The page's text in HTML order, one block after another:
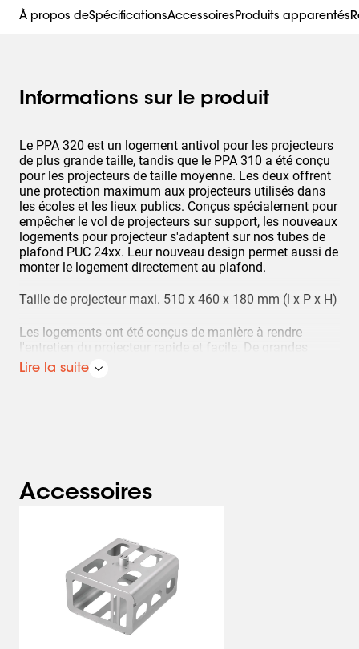
À propos deSpécificationsAccessoiresProduits apparentés
Informations sur le produit
Le PPA 320 est un logement antivol pour les projecteurs
de plus grande taille, tandis que le PPA 310 a été conçu
pour les projecteurs de taille moyenne. Les deux offrent
une protection maximum aux projecteurs utilisés dans
les écoles et les lieux publics. Conçus spécialement pour
empêcher le vol de projecteurs sur support, les nouveaux
logements pour projecteur s'adaptent sur nos tubes de
plafond PUC 24xx. Leur nouveau design permet aussi de
monter le logement directement au plafond.
Taille de projecteur maxi. 510 x 460 x 180 mm (l x P x H)
Les logements ont été conçus de manière à rendre
l'entretien du projecteur rapide et facile. De grandes
ouvertures dans le haut et dans le bas du logement
doubler la sécurité.
Lire la suite
Accessoires